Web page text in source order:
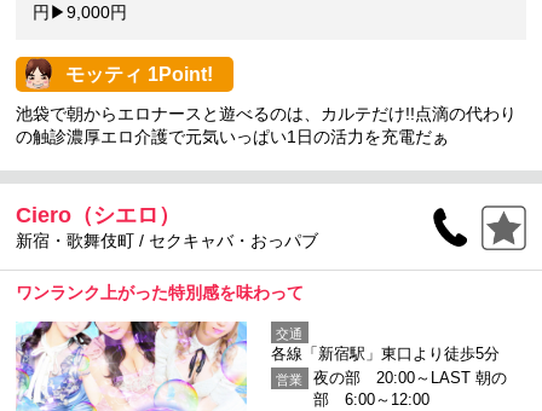
円▶9,000円
モッティ 1Point!
池袋で朝からエロナースと遊べるのは、カルテだけ!!点滴の代わり
の触診濃厚エロ介護で元気いっぱい1日の活力を充電だぁ
Ciero（シエロ）
新宿・歌舞伎町 / セクキャバ・おっパブ
ワンランク上がった特別感を味わって
交通
各線「新宿駅」東口より徒歩5分
営業
夜の部 20:00～LAST 朝の
部 6:00～12:00